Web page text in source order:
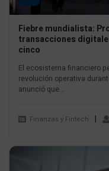
Fiebre mundialista:
transacciones
cinco
El ecosistema financiero
revolución operativa
anunció que...
Finanzas y Fintech